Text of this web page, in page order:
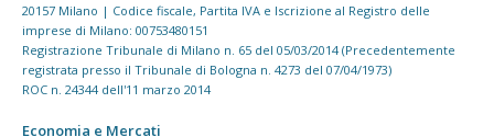
20157 Milano | Codice fiscale, Partita IVA e Iscrizione al Registro delle
imprese di Milano: 00753480151
Registrazione Tribunale di Milano n. 65 del 05/03/2014 (Precedentemente
registrata presso il Tribunale di Bologna n. 4273 del 07/04/1973)
ROC n. 24344 dell'11 marzo 2014
Economia e Mercati